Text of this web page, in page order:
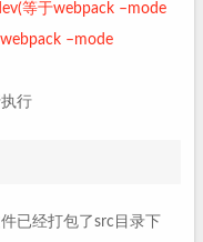
等于webpack –mode
–mode
行
已经打包了src目录下